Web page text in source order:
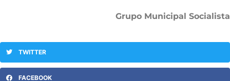
Grupo Municipal Socialista
TWITTER
FACEBOOK